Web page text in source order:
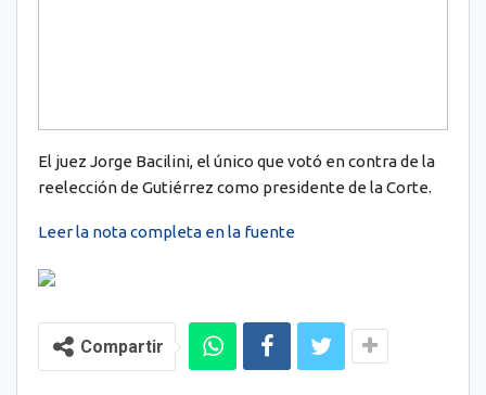
El juez Jorge Bacilini, el único que votó en contra de la
reelección de Gutiérrez como presidente de la Corte.
Leer la nota completa en la fuente
Compartir